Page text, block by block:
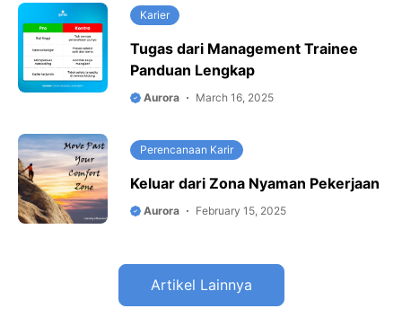
Karier
Tugas dari Management Trainee
Panduan Lengkap
Aurora March 16, 2025
Perencanaan Karir
Keluar dari Zona Nyaman Pekerjaan
Aurora February 15, 2025
Artikel Lainnya